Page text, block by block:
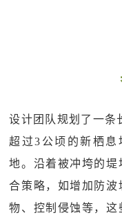
设计团队规划了一条
超过3公顷的新栖息
地。沿着被冲垮的
合策略，如增加防
物、控制侵蚀等，